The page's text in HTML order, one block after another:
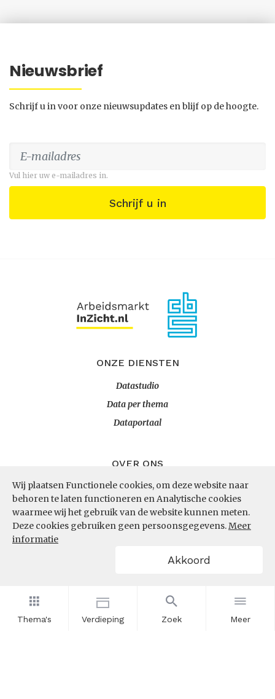
Thema's Verdieping Zoek Meer
Wij plaatsen Functionele cookies, om deze website naar
behoren te laten functioneren en Analytische cookies
waarmee wij het gebruik van de website kunnen meten.
Deze cookies gebruiken geen persoonsgegevens.Meer
informatie
Akkoord
Nieuwsbrief
Schrijf u in voor onze nieuwsupdates en blijf op de hoogte.
Vul hier uw e-mailadres in.
Schrijf u in
ONZE DIENSTEN
Datastudio
Data per thema
Dataportaal
OVER ONS
InZicht
Contact